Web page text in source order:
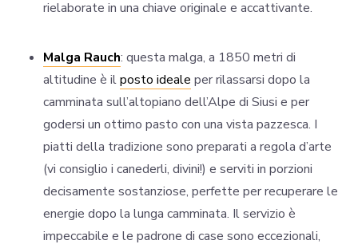
rielaborate in una chiave originale e accattivante.
Malga Rauch: questa malga, a 1850 metri di
altitudine è ilposto ideale per rilassarsi dopo la
camminata sull’altopiano dell’Alpe di Siusi e per
godersi un ottimo pasto con una vista pazzesca. I
piatti della tradizione sono preparati a regola d’arte
(vi consiglio i canederli, divini!) e serviti in porzioni
decisamente sostanziose, perfette per recuperare le
energie dopo la lunga camminata. Il servizio è
impeccabile e le padrone di case sono eccezionali,